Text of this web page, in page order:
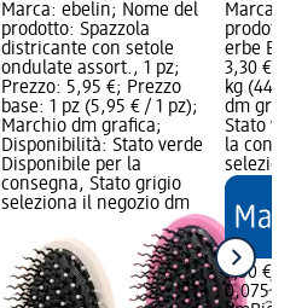
Marca: ebelin; Nome del
prodotto: Spazzola
districante con setole
ondulate assort., 1 pz;
Prezzo: 5,95 €; Prezzo
base: 1 pz (5,95 € / 1 pz);
Marchio dm grafica;
Disponibilità: Stato verde
Disponibile per la
consegna, Stato grigio
seleziona il negozio dm
Marca:
erbe
3,30 €;
kg
dm
Stato
la
3,30 €
0,075 kg